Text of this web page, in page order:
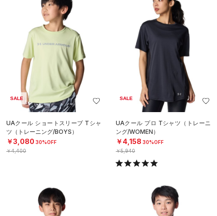
SALE
UAクール ショートスリーブ Tシャ
ツ（トレーニング/BOYS）
￥3,080 30%OFF
￥4,400
SALE
UAクール プロ Tシャツ（トレーニ
ング/WOMEN）
￥4,158 30%OFF
￥5,940